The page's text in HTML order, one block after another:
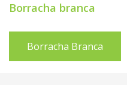
Borracha branca
Borracha Branca